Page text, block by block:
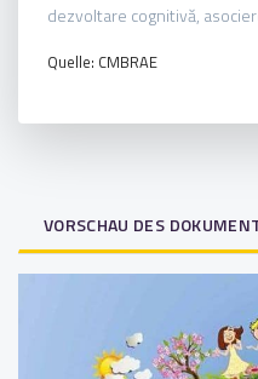
dezvoltare cognitivă,
Quelle: CMBRAE
VORSCHAU DES